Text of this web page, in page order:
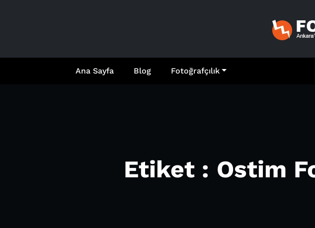
Ana Sayfa Blog Fotoğrafçılık
Etiket : Ostim